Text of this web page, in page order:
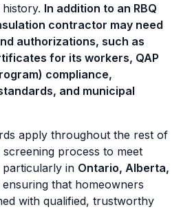
In addition to an RBQ
contractor may need
authorizations, such as
for its workers, QAP
compliance,
and municipal
apply throughout the rest of
process to meet
in Ontario, Alberta,
ensuring that homeowners
with qualified, trustworthy